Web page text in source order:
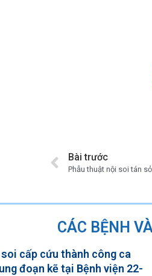
Bài trước
CÁC BỆNH
cấp cứu thành công ca
đoạn kẽ tại Bệnh viện 22-